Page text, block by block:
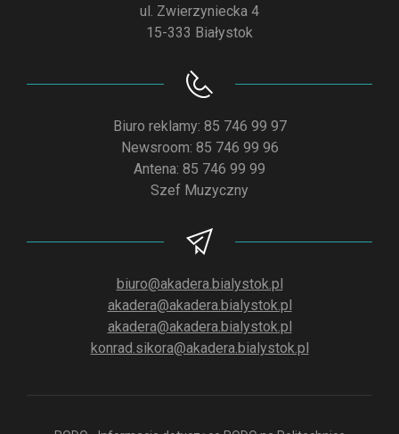
ul. Zwierzyniecka 4
15-333 Białystok
Biuro reklamy: 85 746 99 97
Newsroom: 85 746 99 96
Antena: 85 746 99 99
Szef Muzyczny
biuro@akadera.bialystok.pl
akadera@akadera.bialystok.pl
akadera@akadera.bialystok.pl
konrad.sikora@akadera.bialystok.pl